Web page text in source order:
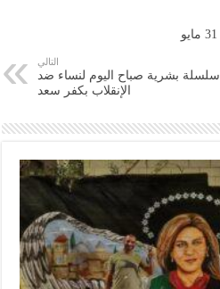
الموجز الاخباري ليوم الثلاثاء 31 مايو
التالي
سلسلة بشرية صباح اليوم لنساء ضد
الإنقلاب بكفر سعد